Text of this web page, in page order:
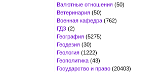
Валютные отношения (50)
Ветеринария (50)
Военная кафедра (762)
ГДЗ (2)
География (5275)
Геодезия (30)
Геология (1222)
Геополитика (43)
Государство и право (20403)